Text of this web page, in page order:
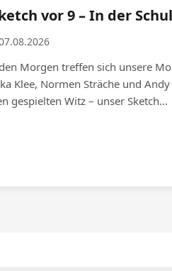
vor 9 – In der
Morgen treffen sich unsere
Klee, Normen Sträche und
gespielten Witz – unser Sketch...